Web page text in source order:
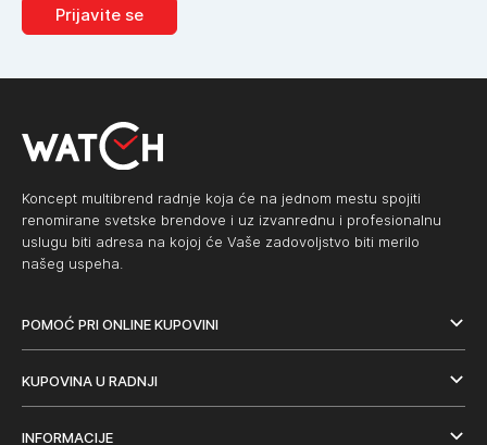
Prijavite se
Koncept multibrend radnje koja će na jednom mestu spojiti
renomirane svetske brendove i uz izvanrednu i profesionalnu
uslugu biti adresa na kojoj će Vaše zadovoljstvo biti merilo
našeg uspeha.
POMOĆ PRI ONLINE KUPOVINI
KUPOVINA U RADNJI
INFORMACIJE